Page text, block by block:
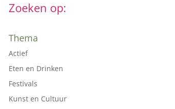
Zoeken op:
Thema
Actief
Eten en Drinken
Festivals
Kunst en Cultuur